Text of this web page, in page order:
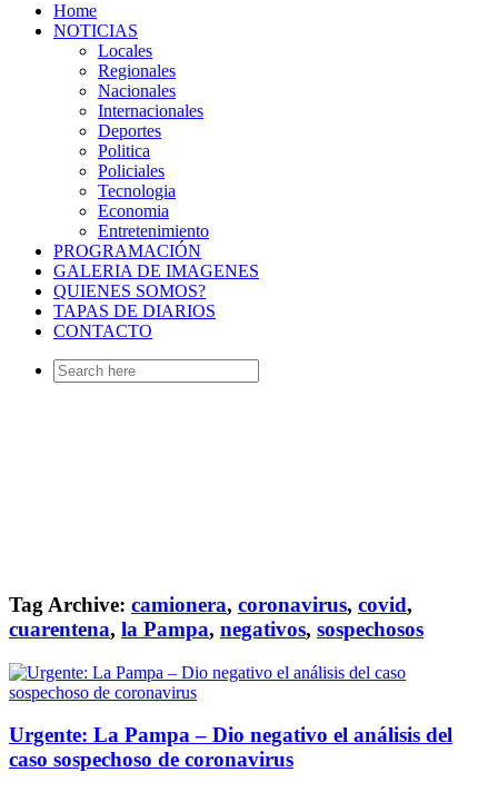
Home
NOTICIAS
Locales
Regionales
Nacionales
Internacionales
Deportes
Politica
Policiales
Tecnologia
Economia
Entretenimiento
PROGRAMACIÓN
GALERIA DE IMAGENES
QUIENES SOMOS?
TAPAS DE DIARIOS
CONTACTO
Search
for:
Tag Archive: camionera, coronavirus, covid,
cuarentena, la Pampa, negativos, sospechosos
Urgente: La Pampa – Dio negativo el análisis del
caso sospechoso de coronavirus